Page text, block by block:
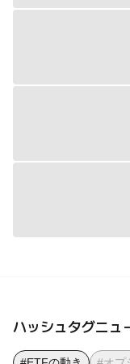
ハッシュタグニュ